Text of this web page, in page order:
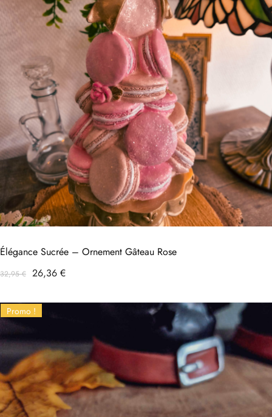
Élégance Sucrée – Ornement Gâteau Rose
Prix
32,95 € Prix
26,36 €
Promo !